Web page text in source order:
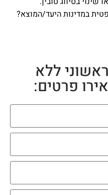
במדינות היעד/המוצא?
ללא
פרטים: